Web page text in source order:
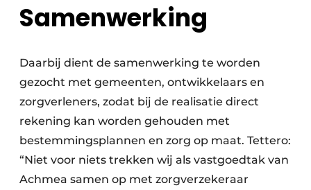
Samenwerking
Daarbij dient de samenwerking te worden
gezocht met gemeenten, ontwikkelaars en
zorgverleners, zodat bij de realisatie direct
rekening kan worden gehouden met
bestemmingsplannen en zorg op maat. Tettero:
“Niet voor niets trekken wij als vastgoedtak van
Achmea samen op met zorgverzekeraar